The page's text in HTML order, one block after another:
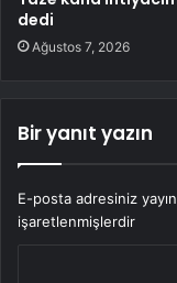
dedi
Ağustos 7, 2026
Bir yanıt yazın
E-posta adresiniz
işaretlenmişlerdir